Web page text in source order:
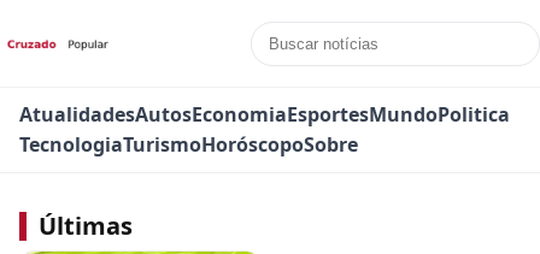
AtualidadesAutosEconomiaEsportesMundoPolitica
TecnologiaTurismoHoróscopoSobre
Últimas